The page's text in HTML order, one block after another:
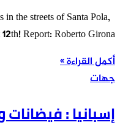
the streets of Santa Pola,
Report: Roberto Girona…
أكمل القراءة »
جهات
إسبانيا :